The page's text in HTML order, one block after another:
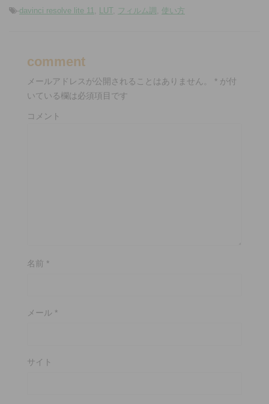
-davinci resolve lite 11 LUT, フィルム調 使い方
comment
メールアドレスが公開されることはありません。 * が付
いている欄は必須項目です
コメント
名前 *
メール *
サイト